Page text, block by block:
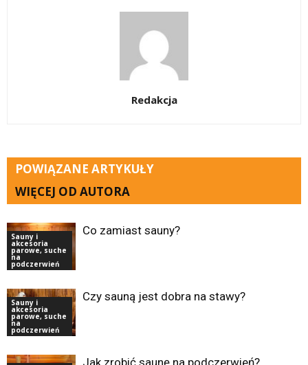
Redakcja
POWIĄZANE ARTYKUŁY
WIĘCEJ OD AUTORA
Sauny i
akcesoria
parowe, suche
na
podczerwień
Co zamiast sauny?
Sauny i
akcesoria
parowe, suche
na
podczerwień
Czy sauną jest dobra na stawy?